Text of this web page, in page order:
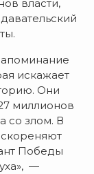
власти,
искажает
Они
миллионов
со злом. В
Победы
—